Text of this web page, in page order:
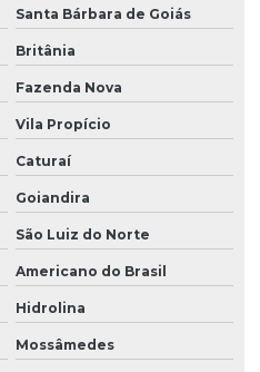
Santa Bárbara de Goiás
Britânia
Fazenda Nova
Vila Propício
Caturaí
Goiandira
São Luiz do Norte
Americano do Brasil
Hidrolina
Mossâmedes